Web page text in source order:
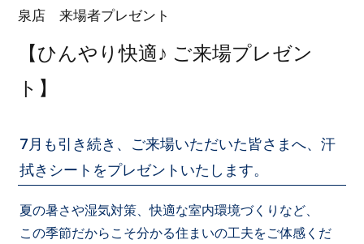
泉店 来場者プレゼント
【ひんやり快適♪ ご来場プレゼン
ト】
7月も引き続き、ご来場いただいた皆さまへ、汗
拭きシートをプレゼントいたします。
夏の暑さや湿気対策、快適な室内環境づくりなど、
この季節だからこそ分かる住まいの工夫をご体感くだ